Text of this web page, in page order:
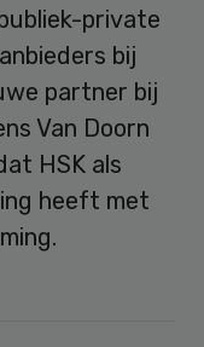
private
bij
partner bij
Van Doorn
HSK als
heeft met